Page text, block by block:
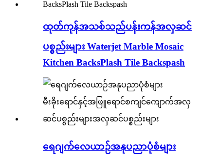
ထုတ်ကုန်အသစ်သည်ပန်းကန်အလှဆင်
ပစ္စည်းများ Waterjet Marble Mosaic
Kitchen BacksPlash Tile Backspash
ရေဂျက်လေယာဉ်အနုပညာပုံစံများ